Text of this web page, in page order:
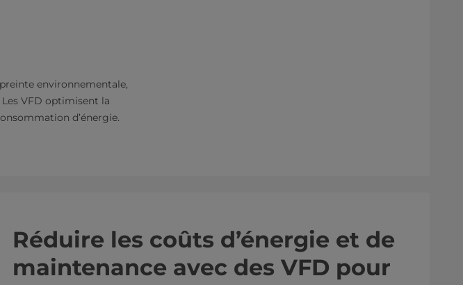
environnementale,
VFD optimisent la
d’énergie.
Réduire les coûts d’énergie et de
maintenance avec des VFD pour